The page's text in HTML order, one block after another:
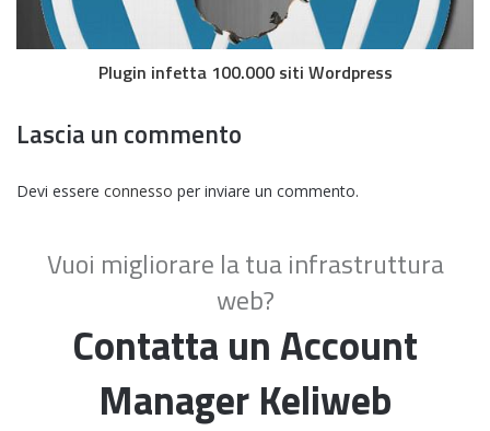
Plugin infetta 100.000 siti Wordpress
Lascia un commento
Devi essere connesso per inviare un commento.
Vuoi migliorare la tua infrastruttura
web?
Contatta un Account
Manager Keliweb